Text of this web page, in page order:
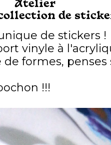
Atelier
de
de stickers !
vinyle à
formes, penses
!!!